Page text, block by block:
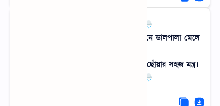
🌧️━━━━━•.✦.•━━━━━🌧️
প্রকৃতি বড় বড় দালান চেনে না, সে শুধু জানে ডালপালা মেলে
গ্রামের বিশালতাই শেখায় মানুষকে আকাশ ছোঁয়ার সহজ মন্ত্র।
🌧️━━━━━•.✦.•━━━━━🌧️